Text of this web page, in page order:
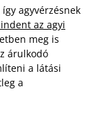
agyvérzésnek
az agyi
meg is
árulkodó
a látási
a